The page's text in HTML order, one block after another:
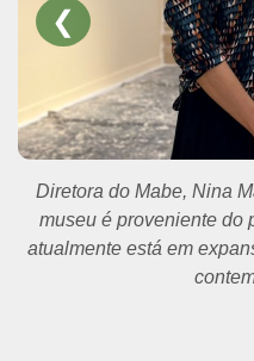
❮
Diretora do Mabe, Nina
museu é proveniente do
atualmente está em